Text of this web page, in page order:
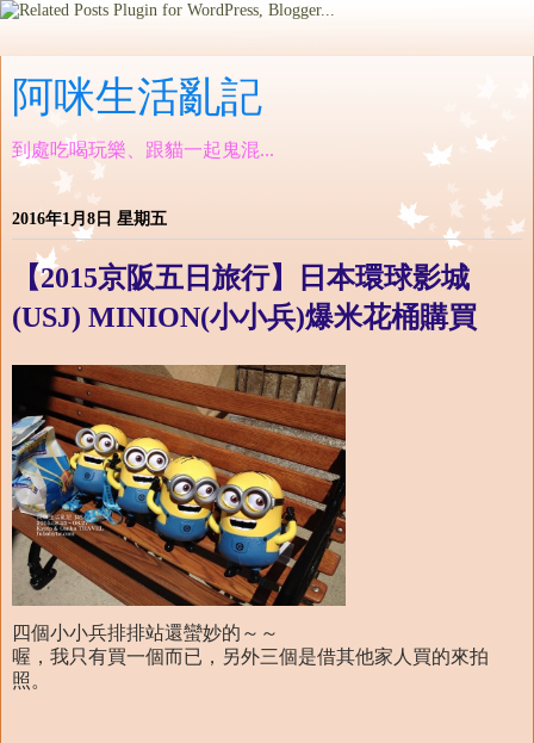
阿咪生活亂記
到處吃喝玩樂、跟貓一起鬼混...
2016年1月8日 星期五
【2015京阪五日旅行】日本環球影城
(USJ) MINION(小小兵)爆米花桶購買
四個小小兵排排站還蠻妙的～～
喔，我只有買一個而已，另外三個是借其他家人買的來拍
照。